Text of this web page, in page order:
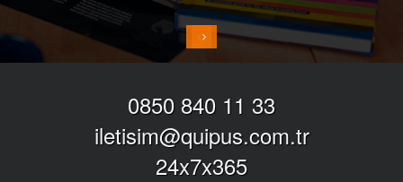
0850 840 11 33
iletisim@quipus.com.tr
24x7x365